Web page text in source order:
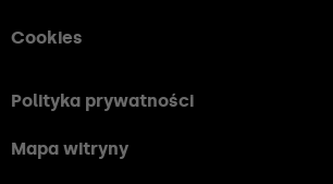
Cookies
Polityka prywatności
Mapa witryny